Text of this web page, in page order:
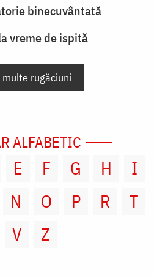
binecuvântată
vreme de ispită
rugăciuni
ALFABETIC
E F G H
I
N O P R
T
V Z